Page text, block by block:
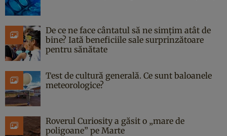
De ce ne face cântatul să ne simțim atât de
bine? Iată beneficiile sale surprinzătoare
pentru sănătate
Test de cultură generală. Ce sunt baloanele
meteorologice?
Roverul Curiosity a găsit o „mare de
poligoane” pe Marte